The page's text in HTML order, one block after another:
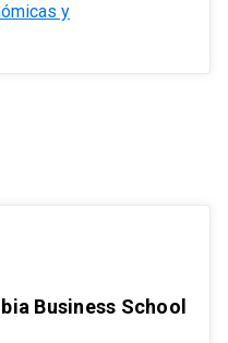
y
Business School